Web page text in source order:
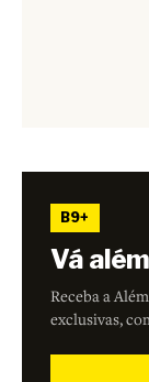
B9+
Vá
Receba a
exclusivas,